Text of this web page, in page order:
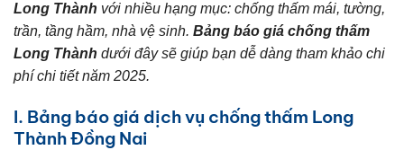
Long Thành với nhiều hạng mục: chống thấm mái, tường,
trần, tầng hầm, nhà vệ sinh. Bảng báo giá chống thấm
Long Thành dưới đây sẽ giúp bạn dễ dàng tham khảo chi
phí chi tiết năm 2025.
I. Bảng báo giá dịch vụ chống thấm Long
Thành Đồng Nai